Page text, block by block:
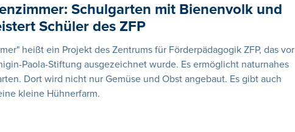
Schulgarten mit Bienenvolk und
Schüler des ZFP
heißt ein Projekt des Zentrums für Förderpädagogik ZFP, das vor
Paola-Stiftung ausgezeichnet wurde. Es ermöglicht naturnahes
Dort wird nicht nur Gemüse und Obst angebaut. Es gibt auch
kleine Hühnerfarm.